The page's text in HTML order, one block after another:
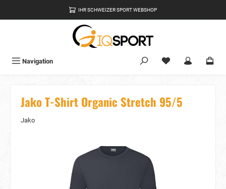
IHR SCHWEIZER SPORT WEBSHOP
Navigation Du hast 0
Jako T-Shirt Organic Stretch 95/5
Jako
Bildergalerie überspringen